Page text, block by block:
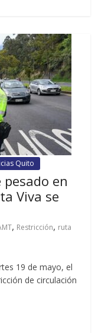
Quito
en
Viva se
, Restricción, ruta
19 de mayo, el
de circulación